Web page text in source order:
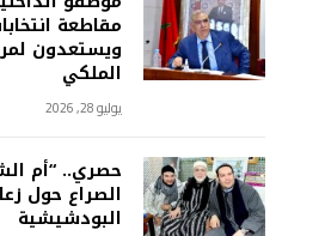
ويستعدون
الملكي
يوليو 28, 2026
حصري.. “أم
الصراع حول
البودشيشية